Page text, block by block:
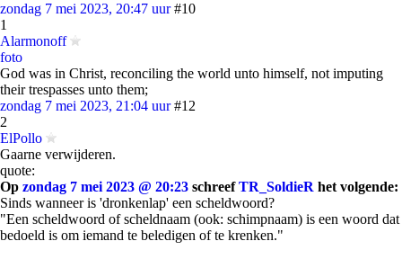
zondag 7 mei 2023, 20:47 uur #10
1
Alarmonoff
foto
God was in Christ, reconciling the world unto himself, not imputing
their trespasses unto them;
zondag 7 mei 2023, 21:04 uur #12
2
ElPollo
Gaarne verwijderen.
quote:
Op zondag 7 mei 2023 @ 20:23 schreefTR_SoldieR het volgende:
Sinds wanneer is 'dronkenlap' een scheldwoord?
"Een scheldwoord of scheldnaam (ook: schimpnaam) is een woord dat
bedoeld is om iemand te beledigen of te krenken."